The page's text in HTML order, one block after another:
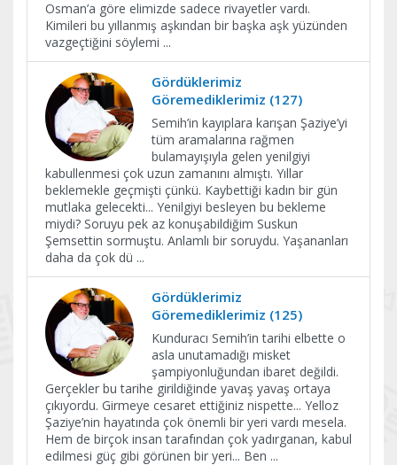
Osman’a göre elimizde sadece rivayetler vardı.
Kimileri bu yıllanmış aşkından bir başka aşk yüzünden
vazgeçtiğini söylemi ...
Gördüklerimiz
Göremediklerimiz (127)
Semih’in kayıplara karışan Şaziye’yi
tüm aramalarına rağmen
bulamayışıyla gelen yenilgiyi
kabullenmesi çok uzun zamanını almıştı. Yıllar
beklemekle geçmişti çünkü. Kaybettiği kadın bir gün
mutlaka gelecekti... Yenilgiyi besleyen bu bekleme
miydi? Soruyu pek az konuşabildiğim Suskun
Şemsettin sormuştu. Anlamlı bir soruydu. Yaşananları
daha da çok dü ...
Gördüklerimiz
Göremediklerimiz (125)
Kunduracı Semih’in tarihi elbette o
asla unutamadığı misket
şampiyonluğundan ibaret değildi.
Gerçekler bu tarihe girildiğinde yavaş yavaş ortaya
çıkıyordu. Girmeye cesaret ettiğiniz nispette... Yelloz
Şaziye’nin hayatında çok önemli bir yeri vardı mesela.
Hem de birçok insan tarafından çok yadırganan, kabul
edilmesi güç gibi görünen bir yeri... Ben ...